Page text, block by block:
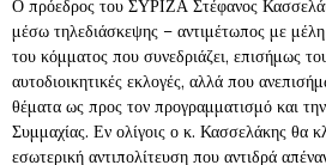
Ο πρόεδρος του ΣΥΡΙΖΑ Στέφανος
μέσω τηλεδιάσκεψης – αντιμέτωπος με
του κόμματος που συνεδριάζει, επισήμως
αυτοδιοικητικές εκλογές, αλλά που
θέματα ως προς τον προγραμματισμό και
Συμμαχίας. Εν ολίγοις ο κ. Κασσελάκης θα
εσωτερική αντιπολίτευση που αντιδρά